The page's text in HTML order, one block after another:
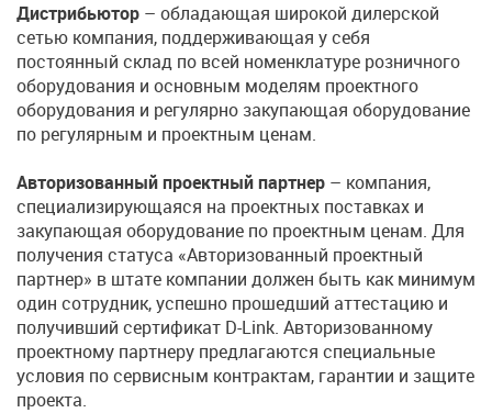
Дистрибьютор – обладающая широкой дилерской
сетью компания, поддерживающая у себя
постоянный склад по всей номенклатуре розничного
оборудования и основным моделям проектного
оборудования и регулярно закупающая оборудование
по регулярным и проектным ценам.
Авторизованный проектный партнер – компания,
специализирующаяся на проектных поставках и
закупающая оборудование по проектным ценам. Для
получения статуса «Авторизованный проектный
партнер» в штате компании должен быть как минимум
один сотрудник, успешно прошедший аттестацию и
получивший сертификат D-Link. Авторизованному
проектному партнеру предлагаются специальные
условия по сервисным контрактам, гарантии и защите
проекта.